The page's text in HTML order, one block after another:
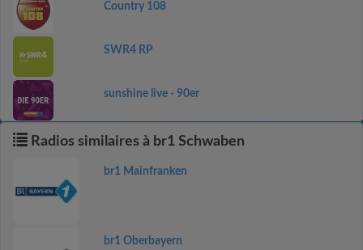
Country 108
SWR4 RP
sunshine live - 90er
Radios similaires à br1 Schwaben
br1 Mainfranken
br1 Oberbayern